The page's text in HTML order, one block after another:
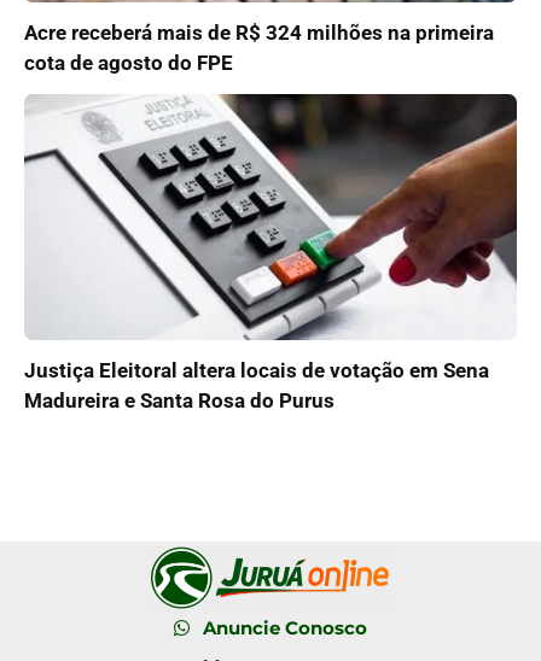
Acre receberá mais de R$ 324 milhões na primeira
cota de agosto do FPE
Justiça Eleitoral altera locais de votação em Sena
Madureira e Santa Rosa do Purus
Anuncie Conosco